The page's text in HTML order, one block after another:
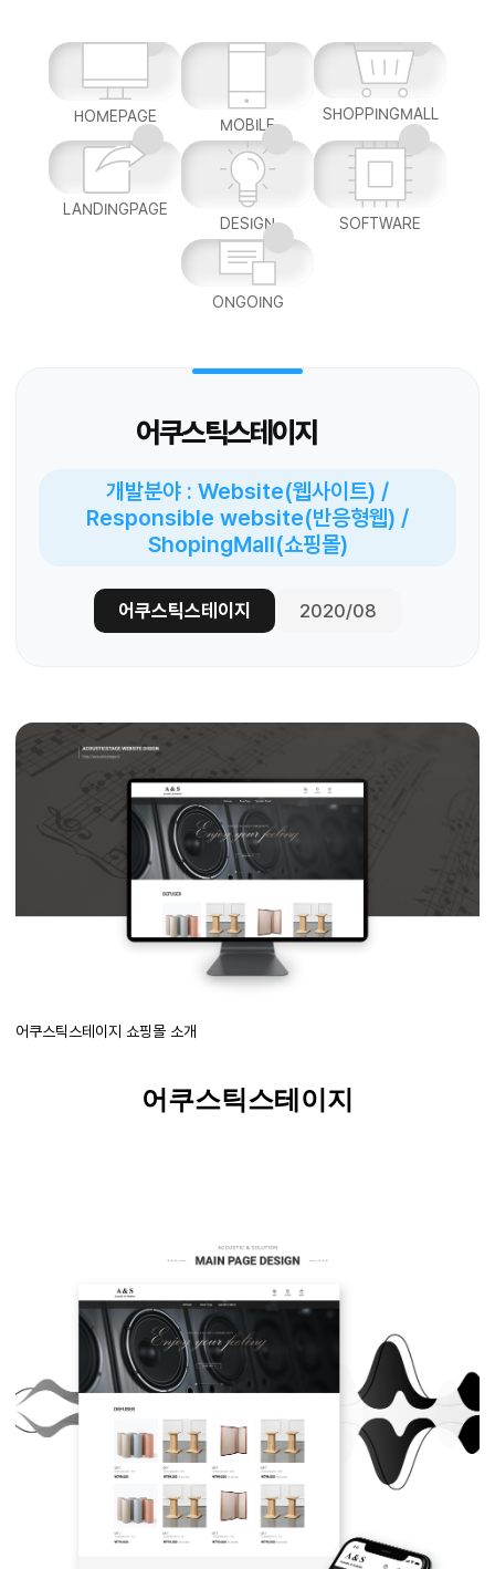
HOMEPAGE MOBILE
SHOPPINGMALL
LANDINGPAGE
DESIGN
SOFTWARE
ONGOING
어쿠스틱스테이지
개발분야 : Website(웹사이트) /
Responsible website(반응형웹) /
ShopingMall(쇼핑몰)
어쿠스틱스테이지 2020/08
어쿠스틱스테이지 쇼핑몰 소개
어쿠스틱스테이지